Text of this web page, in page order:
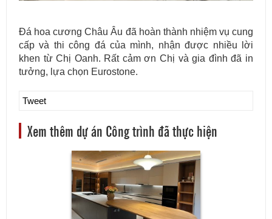
Đá hoa cương Châu Âu đã hoàn thành nhiệm vụ cung
cấp và thi công đá của mình, nhận được nhiều lời
khen từ Chị Oanh. Rất cảm ơn Chị và gia đình đã in
tưởng, lựa chọn Eurostone.
Tweet
Xem thêm dự án Công trình đã thực hiện